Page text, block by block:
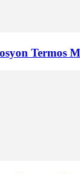
Termos